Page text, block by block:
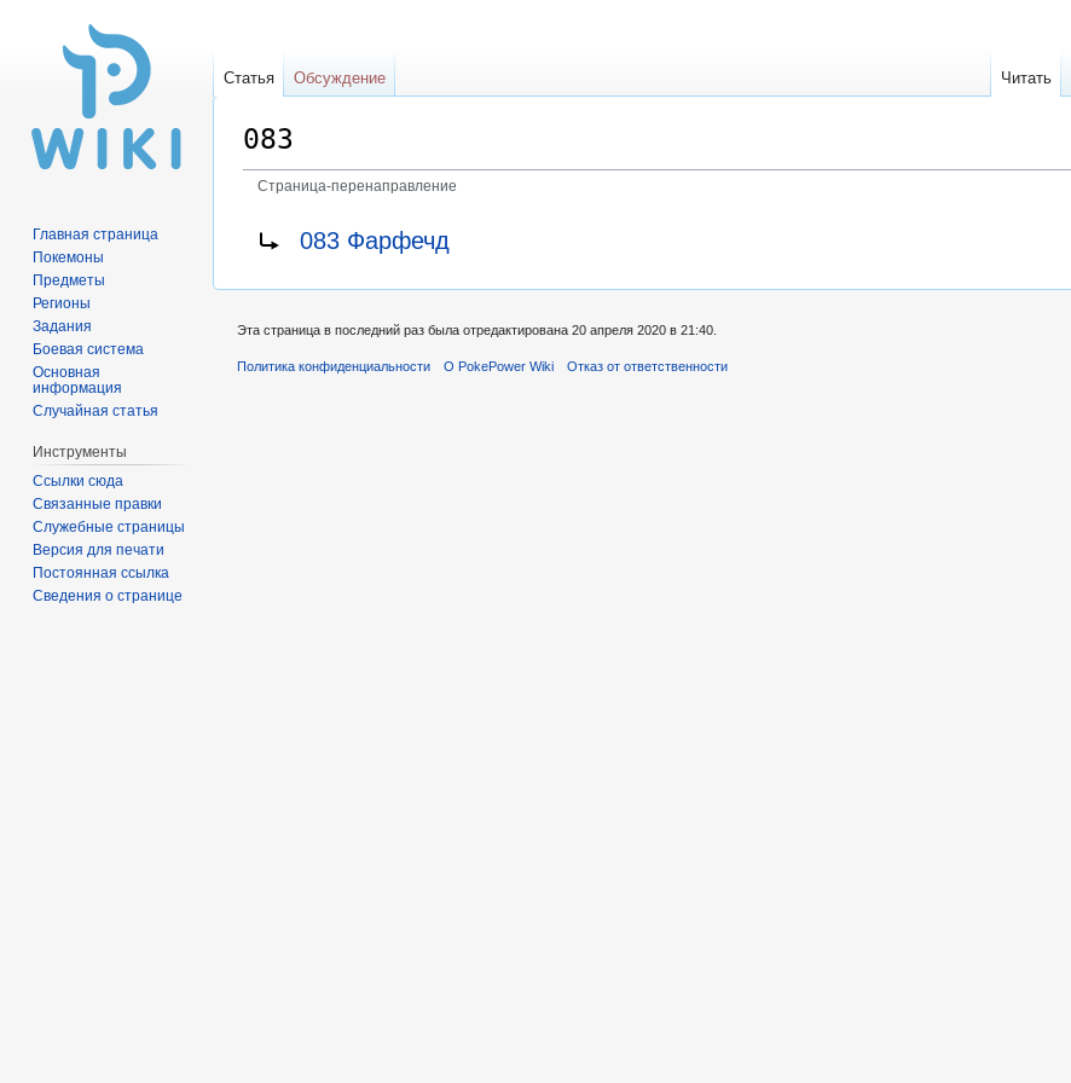
083
Страница-перенаправление
Перенаправление на:
083 Фарфечд
Статья Обсуждение Читать
Главная страница
Покемоны
Предметы
Регионы
Задания
Боевая система
Основная
информация
Случайная статья
Инструменты
Ссылки сюда
Связанные правки
Служебные страницы
Версия для печати
Постоянная ссылка
Сведения о странице
Эта страница в последний раз была отредактирована 20 апреля 2020 в 21:40.
Политика конфиденциальности О PokePower Wiki Отказ от ответственности